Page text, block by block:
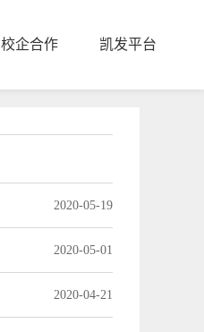
校企合作 凯发平台
2020-05-19
2020-05-01
2020-04-21